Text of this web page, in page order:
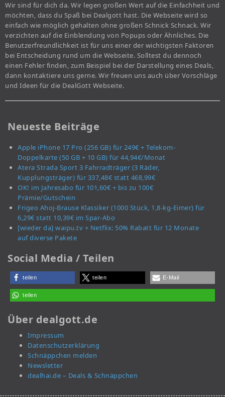
Wir sind für dich da. Wir legen großen Wert auf die Einfachheit und
möchten, dass du Spaß bei Dealgott hast. Die Webseite wird so
einfach wie möglich gehalten ohne großen Schnick Schnack. Wir
verzichten auf die Einblendung von Popups oder Ähnliches. Die
Benutzerfreundlichkeit ist für uns einer der wichtigsten Faktoren
bei Entscheidung rund um die Webseite. Solltest du dennoch
einen Fehler finden, zum Beispiel bei der Darstellung eines Deals,
dann kontaktiere uns gerne. Wir freuen uns auch über Vorschläge
und Ideen für die DealGott Webseite.
Neueste Beiträge
Apple iPhone 17 Pro (256 GB) für 249€ + Telekom-
Doppelkarte (50 GB + 10 GB) für 44,94€/Monat
Atera Strada Sport 3 Fahrradträger (3 Räder,
Kupplungsträger) für 337,48€ statt 468,99€
OK! im Jahresabo für 101,60€ + bis zu 100€
Prämie/Gutschein
Frigeo Ahoj-Brause Klassiker (1000 Stück, 1,8-kg-Eimer) für
6,29€ statt 10,39€ im Spar-Abo
[wieder da] waipu.tv + Netflix: 50% Rabatt für 12 Monate
auf diverse Pakete
Social Media / Teilen
teilen teilen E-Mail
teilen
Über dealgott.de
Impressum
Datenschutzerklärung
Schnäppchen melden
Newsletter
dealhai.de – Deals & Schnäppchen